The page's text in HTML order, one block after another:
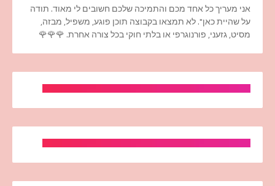
אני מעריך כל אחד מכם והתמיכה שלכם חשובים לי מאוד. תודה
על שהיית כאן". לא תמצאו בקבוצה תוכן פוגע, משפיל, מבזה,
מסיט, גזעני, פורנוגרפי או בלתי חוקי בכל צורה אחרת. 🌹🌹🌹